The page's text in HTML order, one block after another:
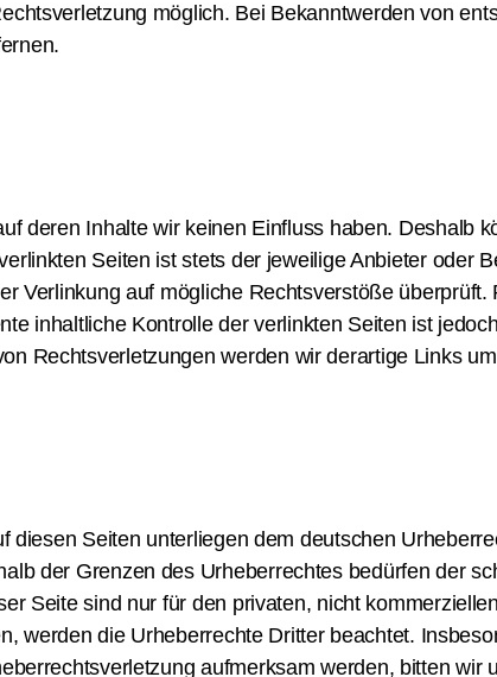
möglich. Bei Bekanntwerden von
deren Inhalte wir keinen Einfluss haben. Deshalb
Seiten ist stets der jeweilige Anbieter oder
Verlinkung auf mögliche Rechtsverstöße
inhaltliche Kontrolle der verlinkten Seiten ist
Rechtsverletzungen werden wir derartige Links
Seiten unterliegen dem deutschen
der Grenzen des Urheberrechtes bedürfen der
Seite sind nur für den privaten, nicht
werden die Urheberrechte Dritter beachtet.
aufmerksam werden, bitten wir